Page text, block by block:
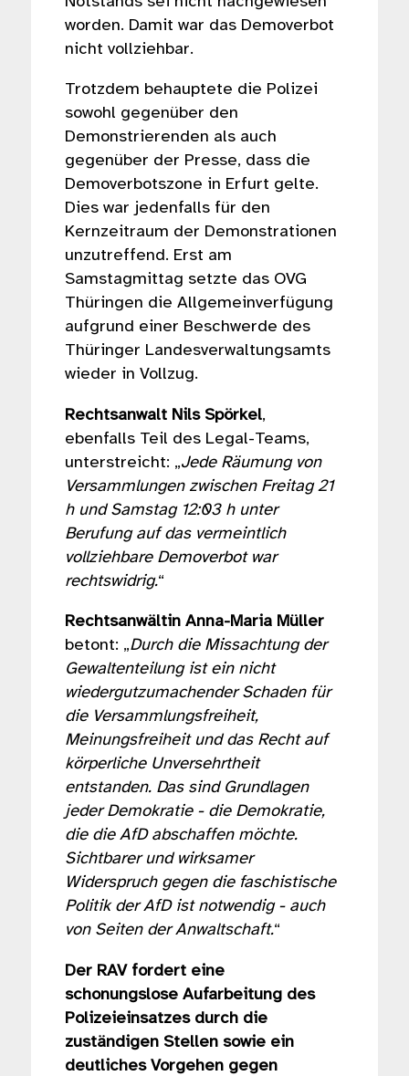
worden. Damit war das Demoverbot
nicht vollziehbar.
Trotzdem behauptete die Polizei
sowohl gegenüber den
Demonstrierenden als auch
gegenüber der Presse, dass die
Demoverbotszone in Erfurt gelte.
Dies war jedenfalls für den
Kernzeitraum der Demonstrationen
unzutreffend. Erst am
Samstagmittag setzte das OVG
Thüringen die Allgemeinverfügung
aufgrund einer Beschwerde des
Thüringer Landesverwaltungsamts
wieder in Vollzug.
Rechtsanwalt Nils Spörkel,
ebenfalls Teil des Legal-Teams,
unterstreicht: „Jede Räumung von
Versammlungen zwischen Freitag 21
h und Samstag 12:03 h unter
Berufung auf das vermeintlich
vollziehbare Demoverbot war
rechtswidrig.“
Rechtsanwältin Anna-Maria Müller
betont: „Durch die Missachtung der
Gewaltenteilung ist ein nicht
wiedergutzumachender Schaden für
die Versammlungsfreiheit,
Meinungsfreiheit und das Recht auf
körperliche Unversehrtheit
entstanden. Das sind Grundlagen
jeder Demokratie - die Demokratie,
die die AfD abschaffen möchte.
Sichtbarer und wirksamer
Widerspruch gegen die faschistische
Politik der AfD ist notwendig - auch
von Seiten der Anwaltschaft.“
Der RAV fordert eine
schonungslose Aufarbeitung des
Polizeieinsatzes durch die
zuständigen Stellen sowie ein
deutliches Vorgehen gegen